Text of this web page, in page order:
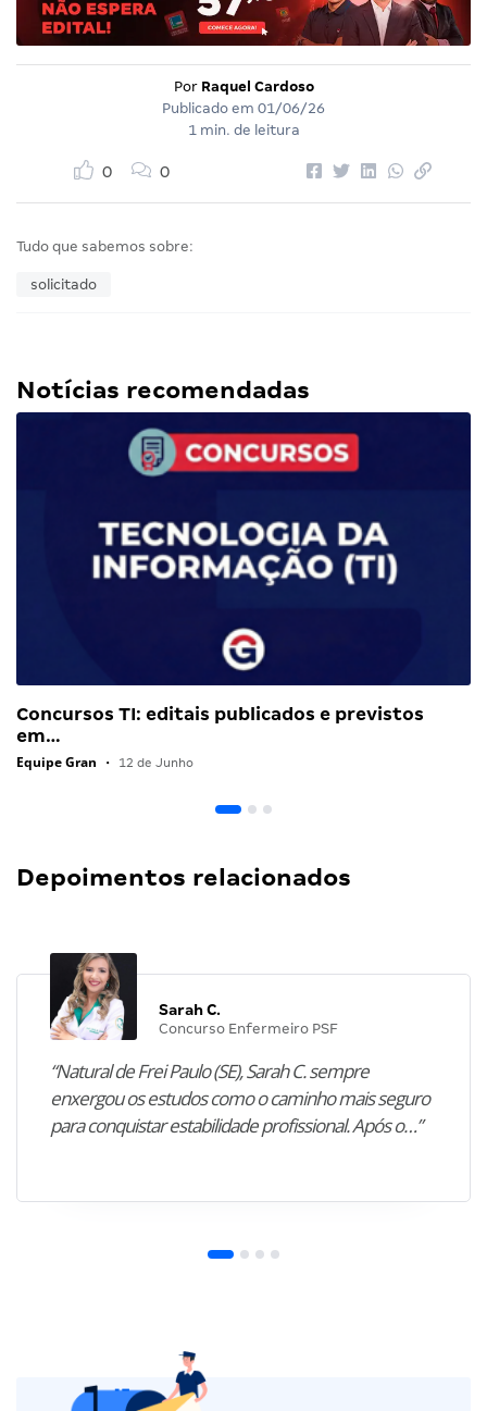
Por Raquel Cardoso
Publicado em 01/06/26
1 min. de leitura
0 0
Tudo que sabemos sobre:
solicitado
Notícias recomendadas
Concursos TI: editais publicados e previstos
em…
Equipe Gran • 12 de Junho
Depoimentos relacionados
Sarah C.
Concurso Enfermeiro PSF
“Natural de Frei Paulo (SE), Sarah C. sempre
enxergou os estudos como o caminho mais seguro
para conquistar estabilidade profissional. Após o…”